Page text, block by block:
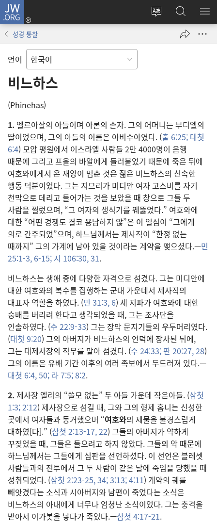
JW.ORG
사이트
변경
로그인
(새로운
열기)
JW.ORG
검색
메
성경 통찰
언어
비느하스
(Phinehas)
1. 엘르아살의 아들이며 아론의 손자. 그의 어머니는 부디엘의
딸이었으며, 그의 아들의 이름은 아비수아였다. (출 6:25; 대첫
6:4) 모압 평원에서 이스라엘 사람들 2만 4000명이 음행
때문에 그리고 프올의 바알에게 들러붙었기 때문에 죽은 뒤에
여호와에게서 온 재앙이 멈춘 것은 젊은 비느하스의 신속한
행동 덕분이었다. 그는 지므리가 미디안 여자 고스비를 자기
천막으로 데리고 들어가는 것을 보았을 때 창으로 그들 두
사람을 찔렀으며, “그 여자의 생식기를 꿰뚫었다.” 여호와에
대한 “어떤 경쟁도 결코 용납하지 않”은 이 열심이 “그에게
의로 간주되었”으며, 하느님께서는 제사직이 “한정 없는
때까지” 그의 가계에 남아 있을 것이라는 계약을 맺으셨다.—민
25:1-3, 6-15; 시 106:30, 31.
비느하스는 생애 중에 다양한 자격으로 섬겼다. 그는 미디안에
대한 여호와의 복수를 집행하는 군대 가운데서 제사직의
대표자 역할을 하였다. (민 31:3, 6) 세 지파가 여호와에 대한
숭배를 버리려 한다고 생각되었을 때, 그는 조사단을
인솔하였다. (수 22:9-33) 그는 장막 문지기들의 우두머리였다.
(대첫 9:20) 그의 아버지가 비느하스의 언덕에 장사된 뒤에,
그는 대제사장의 직무를 맡아 섬겼다. (수 24:33; 판 20:27, 28)
그의 이름은 유배 기간 이후의 여러 족보에서 두드러져 있다.—
대첫 6:4,50; 라 7:5;8:2.
2. 제사장 엘리의 “쓸모 없는” 두 아들 가운데 작은아들. (삼첫
1:3;2:12) 제사장으로 섬길 때, 그와 그의 형제 홉니는 신성한
곳에서 여자들과 동거했으며 “여호와의 제물을 불경스럽게
대하였[다].” (삼첫 2:13-17,22) 그들의 아버지가 약하게
꾸짖었을 때, 그들은 들으려고 하지 않았다. 그들의 악 때문에
하느님께서는 그들에게 심판을 선언하셨다. 이 선언은 블레셋
사람들과의 전투에서 그 두 사람이 같은 날에 죽임을 당했을 때
성취되었다. (삼첫 2:23-25,34;3:13;4:11) 계약의 궤를
빼앗겼다는 소식과 시아버지와 남편이 죽었다는 소식은
비느하스의 아내에게 너무나 엄청난 소식이었다. 그는 충격을
받아서 이가봇을 낳다가 죽었다.—삼첫 4:17-21.